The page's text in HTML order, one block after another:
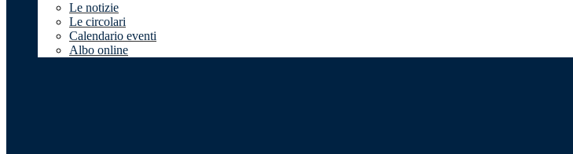
Le notizie
Le circolari
Calendario eventi
Albo online